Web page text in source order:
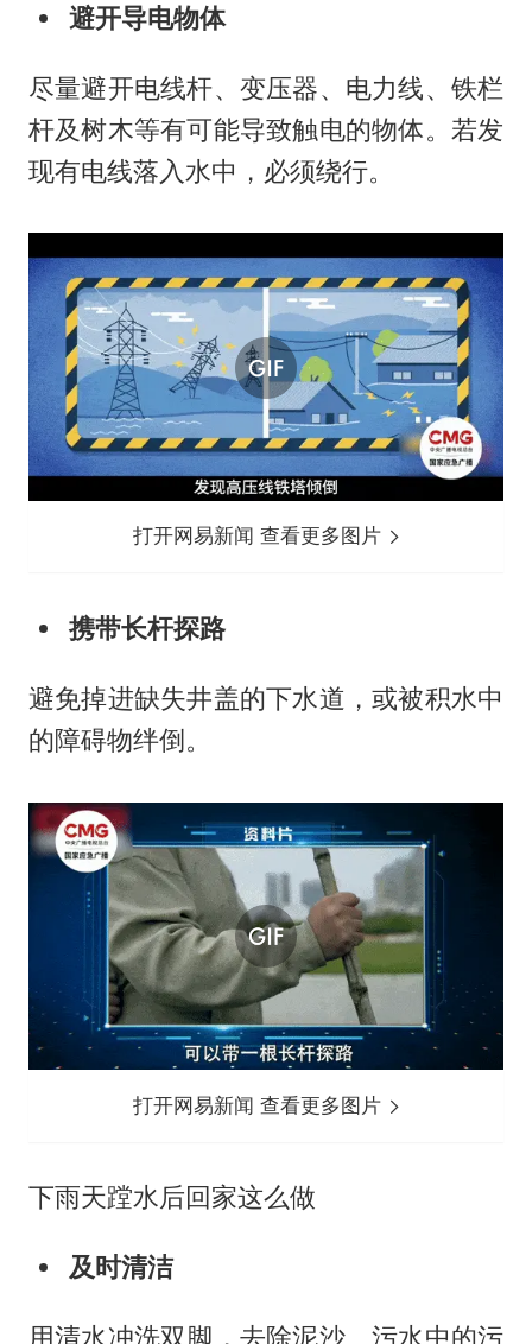
避开导电物体
尽量避开电线杆、变压器、电力线、铁栏
杆及树木等有可能导致触电的物体。若发
现有电线落入水中，必须绕行。
打开网易新闻 查看更多图片
携带长杆探路
避免掉进缺失井盖的下水道，或被积水中
的障碍物绊倒。
打开网易新闻 查看更多图片
下雨天蹚水后回家这么做
及时清洁
用清水冲洗双脚，去除泥沙、污水中的污